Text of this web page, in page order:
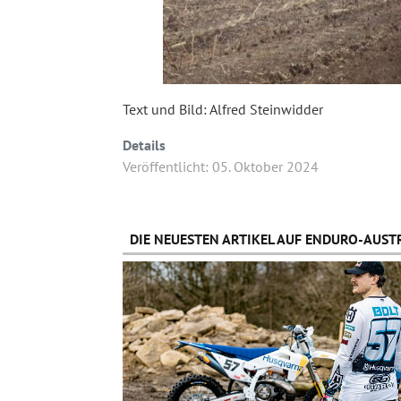
Text und Bild: Alfred Steinwidder
Details
Veröffentlicht: 05. Oktober 2024
DIE NEUESTEN ARTIKEL AUF ENDURO-